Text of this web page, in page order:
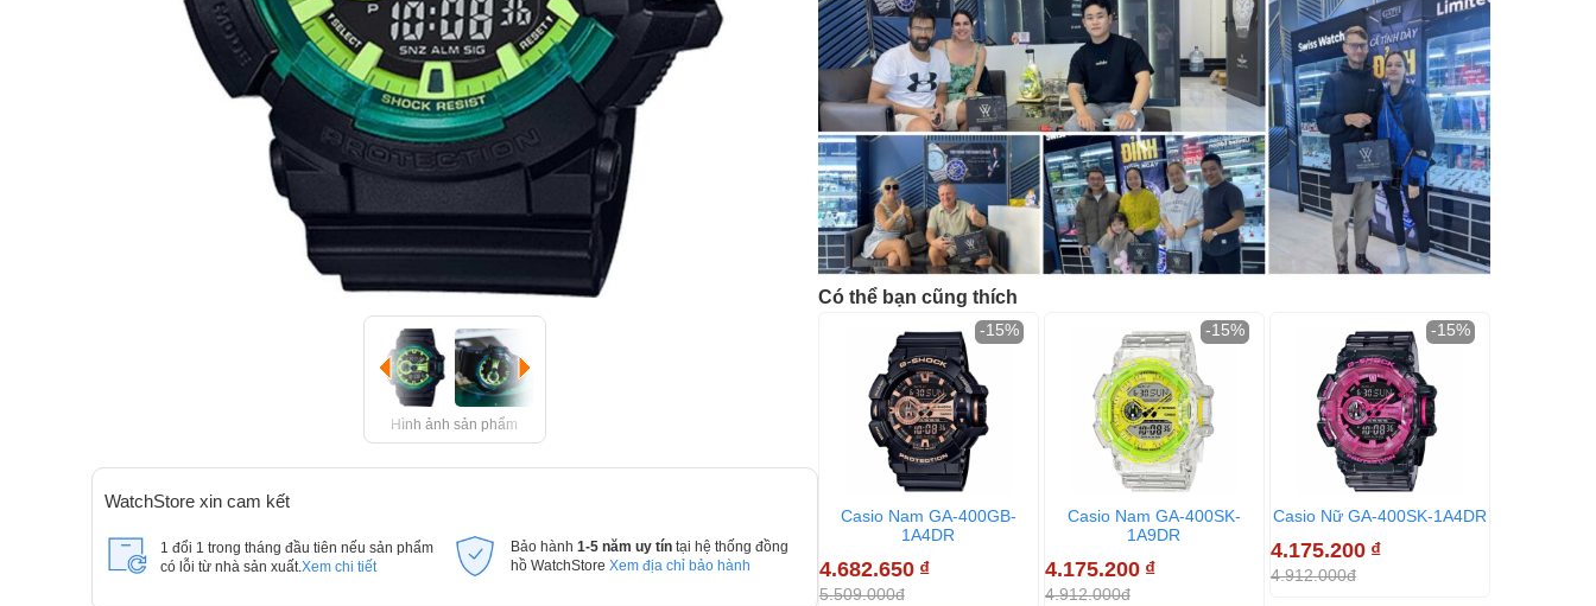
Hình ảnh sản phẩm
WatchStore xin cam kết
1 đổi 1 trong tháng đầu tiên nếu sản phẩm
có lỗi từ nhà sản xuất. Xem chi tiết
Bảo hành 1-5 năm uy tín tại hệ thống đồng
hồ WatchStore Xem địa chỉ bảo hành
Có thể bạn cũng thích
Casio Nam GA-400GB-
1A4DR
4.682.650 ₫
5.509.000đ
-15%
Casio Nam GA-400SK-
1A9DR
4.175.200 ₫
4.912.000đ
-15%
Casio Nữ GA-400SK-1A4DR
4.175.200 ₫
4.912.000đ
-15%